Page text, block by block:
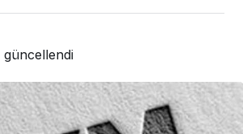
güncellendi